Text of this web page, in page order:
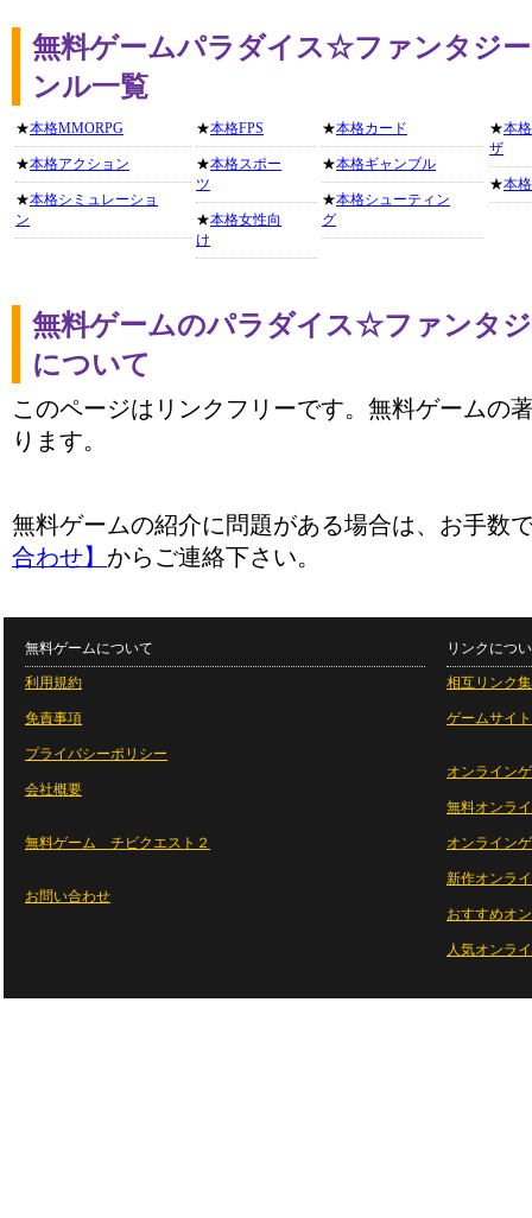
無料ゲームパラダイス☆ファンタジ
ンル一覧
★本格MMORPG
★本格アクション
★本格シミュレーショ
ン
★本格FPS
★本格スポー
ツ
★本格女性向
け
★本格カード
★本格ギャンブル
★本格シューティン
グ
★本
ザ
★本
無料ゲームのパラダイス☆ファンタ
について
このページはリンクフリーです。無料ゲームの
ります。
無料ゲームの紹介に問題がある場合は、お手数
合わせ】 からご連絡下さい。
無料ゲームについて
利用規約
免責事項
プライバシーポリシー
会社概要
無料ゲーム チビクエスト２
お問い合わせ
リンクにつ
相互リンク集
ゲームサイ
オンライン
無料オンラ
オンライン
新作オンラ
おすすめオ
人気オンラ